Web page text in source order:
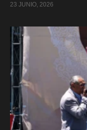
23 JUNIO, 2026